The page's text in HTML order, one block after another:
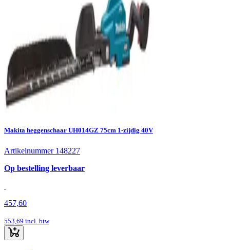
Makita heggenschaar UH014GZ 75cm 1-zijdig 40V
Artikelnummer 148227
Op bestelling leverbaar
457,60
553,69 incl. btw